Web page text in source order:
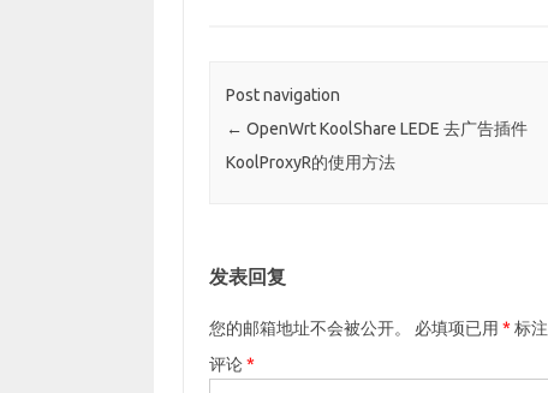
Post navigation
← OpenWrt KoolShare LEDE 去广告插件
KoolProxyR的使用方法
发表回复
您的邮箱地址不会被公开。 必填项已用 * 标注
评论*